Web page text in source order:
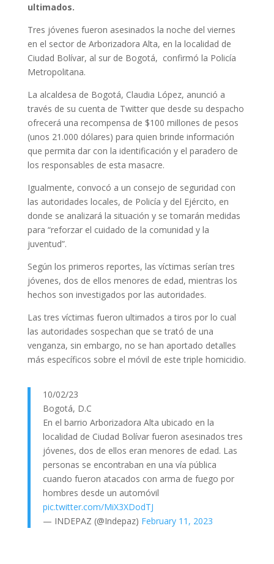
ultimados.
Tres jóvenes fueron asesinados la noche del viernes
en el sector de Arborizadora Alta, en la localidad de
Ciudad Bolívar, al sur de Bogotá, confirmó la Policía
Metropolitana.
La alcaldesa de Bogotá, Claudia López, anunció a
través de su cuenta de Twitter que desde su despacho
ofrecerá una recompensa de $100 millones de pesos
(unos 21.000 dólares) para quien brinde información
que permita dar con la identificación y el paradero de
los responsables de esta masacre.
Igualmente, convocó a un consejo de seguridad con
las autoridades locales, de Policía y del Ejército, en
donde se analizará la situación y se tomarán medidas
para “reforzar el cuidado de la comunidad y la
juventud”.
Según los primeros reportes, las víctimas serían tres
jóvenes, dos de ellos menores de edad, mientras los
hechos son investigados por las autoridades.
Las tres víctimas fueron ultimados a tiros por lo cual
las autoridades sospechan que se trató de una
venganza, sin embargo, no se han aportado detalles
más específicos sobre el móvil de este triple homicidio.
10/02/23
Bogotá, D.C
En el barrio Arborizadora Alta ubicado en la
localidad de Ciudad Bolívar fueron asesinados tres
jóvenes, dos de ellos eran menores de edad. Las
personas se encontraban en una vía pública
cuando fueron atacados con arma de fuego por
hombres desde un automóvil
pic.twitter.com/MiX3XDodTJ
— INDEPAZ (@Indepaz) February 11, 2023